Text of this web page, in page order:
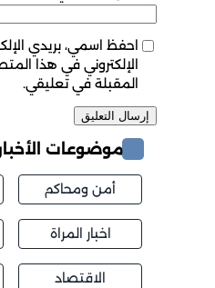
احفظ اسمي، بريدي
الإلكتروني في هذا
المقبلة في تعليقي.
موضوعات الأخبار
أمن ومحاكم
اخبار المراة
الاقتصاد